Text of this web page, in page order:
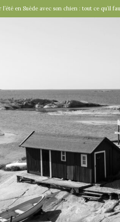
l’été en Suède avec son chien : tout ce qu’il
à table : « Venez donc dîner ce soir ! »